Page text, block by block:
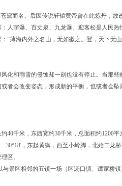
黛而名。后因传说轩辕黄帝曾在此炼丹，故
人字瀑、百丈泉、九龙瀑。迎客松是人民热
“薄海内外之名山，无如徽之。登，天下无
化和雨雪的侵蚀却一刻也没有停止。当那
者会改变姿态，形成新的平衡，也或者会坠
40千米，东西宽约30千米，总面积约1200
，东起黄狮，西至小岭脚，北始二龙
区。
与景区相邻的五镇一场（区汤口镇、谭家桥